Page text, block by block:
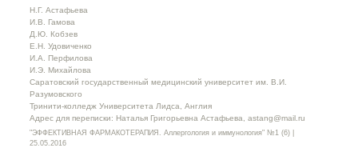
Н.Г. Астафьева
И.В. Гамова
Д.Ю. Кобзев
Е.Н. Удовиченко
И.А. Перфилова
И.Э. Михайлова
Саратовский государственный медицинский университет им. В.И.
Разумовского
Тринити-колледж Университета Лидса, Англия
Адрес для переписки: Наталья Григорьевна Астафьева, astang@mail.ru
"ЭФФЕКТИВНАЯ ФАРМАКОТЕРАПИЯ. Аллергология и иммунология" №1 (6) |
25.05.2016